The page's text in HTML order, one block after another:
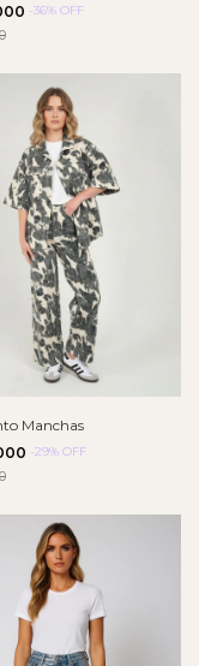
-36% OFF
Manchas
-29% OFF